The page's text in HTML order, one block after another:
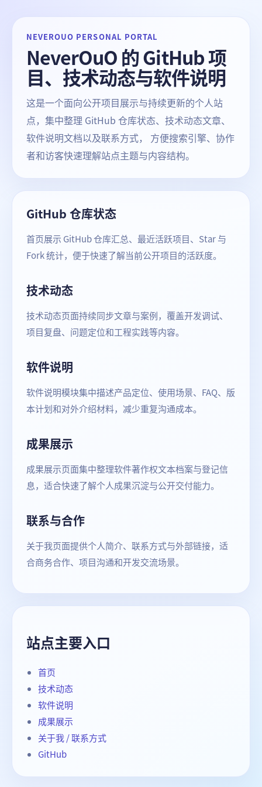
NEVEROUO PERSONAL PORTAL
NeverOuO 的 GitHub 项
目、技术动态与软件说明
这是一个面向公开项目展示与持续更新的个人站
点，集中整理 GitHub 仓库状态、技术动态文章、
软件说明文档以及联系方式， 方便搜索引擎、协作
者和访客快速理解站点主题与内容结构。
GitHub 仓库状态
首页展示 GitHub 仓库汇总、最近活跃项目、Star 与
Fork 统计，便于快速了解当前公开项目的活跃度。
技术动态
技术动态页面持续同步文章与案例，覆盖开发调试、
项目复盘、问题定位和工程实践等内容。
软件说明
软件说明模块集中描述产品定位、使用场景、FAQ、版
本计划和对外介绍材料，减少重复沟通成本。
成果展示
成果展示页面集中整理软件著作权文本档案与登记信
息，适合快速了解个人成果沉淀与公开交付能力。
联系与合作
关于我页面提供个人简介、联系方式与外部链接，适
合商务合作、项目沟通和开发交流场景。
站点主要入口
首页
技术动态
软件说明
成果展示
关于我 / 联系方式
GitHub